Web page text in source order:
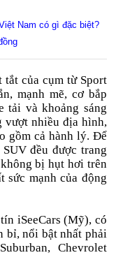
Nam có gì đặc biệt?
tắt của cụm từ Sport
mạnh mẽ, cơ bắp
tải và khoảng sáng
vượt nhiều địa hình,
gồm cả hành lý. Để
đều được trang
bị hụt hơi trên
sức mạnh của động
iSeeCars (Mỹ), có
bỉ, nổi bật nhất phải
Chevrolet